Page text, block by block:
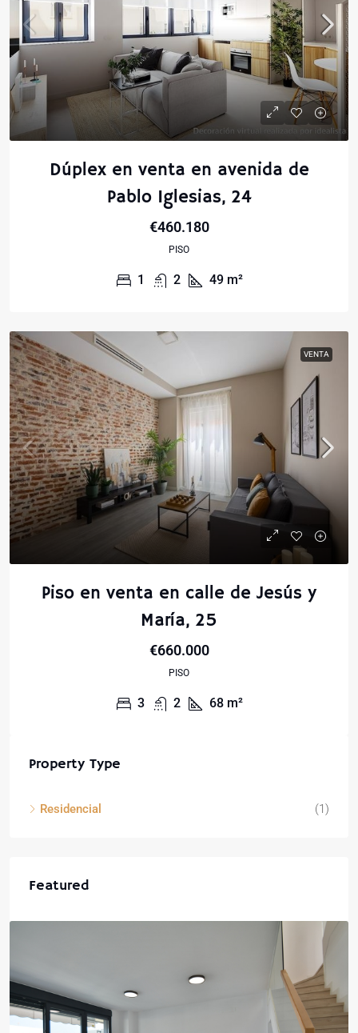
Dúplex en venta en avenida de
Pablo Iglesias, 24
€460.180
PISO
1 2 49 m²
VENTA
Piso en venta en calle de Jesús y
María, 25
€660.000
PISO
3 2 68 m²
Property Type
Residencial (1)
Featured